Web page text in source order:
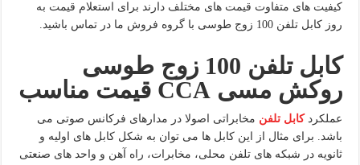
کیفیت های متفاوت قیمت های مختلف دارند برای استعلام قیمت به
روز کابل تلفن 100 زوج طوسی با گروه فروش ما در تماس باشید.
کابل تلفن 100 زوج طوسی
روکش مسی CCA قیمت مناسب
عملکرد کابل تلفن مخابراتی اصولا در مدارهای فرکانس صوتی می
باشد. برای مثال از این کابل ها می توان به شکل کابل های اولیه و
ثانویه در شبکه های تلفن محلی، مخابرات، راه آهن و واحد های صنعتی